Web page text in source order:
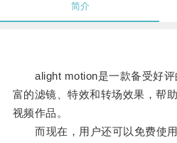
简介
alight motion是一款备受好评
富的滤镜、特效和转场效果，帮
视频作品。
而现在，用户还可以免费使用